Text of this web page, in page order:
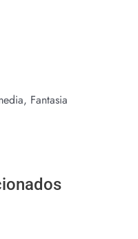
Fantasia